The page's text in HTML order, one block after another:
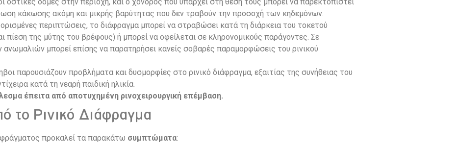
κάκωσης ακόμη και μικρής βαρύτητας που δεν τραβούν την προσοχή των κηδεμόνων.
περιπτώσεις, το διάφραγμα μπορεί να στραβώσει κατά τη διάρκεια του τοκετού
πίεση της μύτης του βρέφους) ή μπορεί να οφείλεται σε κληρονομικούς παράγοντες. Σε
ανωμαλιών μπορεί επίσης να παρατηρήσει κανείς σοβαρές παραμορφώσεις του ρινικού
παρουσιάζουν προβλήματα και δυσμορφίες στο ρινικό διάφραγμα, εξαιτίας της συνήθειας του
κατά τη νεαρή παιδική ηλικία.
έπειτα από αποτυχημένη ρινοχειρουργική επέμβαση.
το Ρινικό Διάφραγμα
προκαλεί τα παρακάτω συμπτώματα: